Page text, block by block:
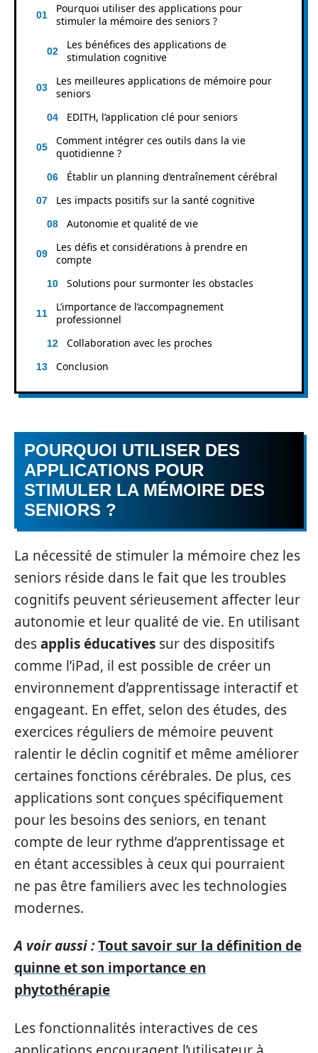
Pourquoi utiliser des applications pour
stimuler la mémoire des seniors ?
Les bénéfices des applications de
stimulation cognitive
Les meilleures applications de mémoire pour
seniors
EDITH, l’application clé pour seniors
Comment intégrer ces outils dans la vie
quotidienne ?
Établir un planning d’entraînement cérébral
Les impacts positifs sur la santé cognitive
Autonomie et qualité de vie
Les défis et considérations à prendre en
compte
Solutions pour surmonter les obstacles
L’importance de l’accompagnement
professionnel
Collaboration avec les proches
Conclusion
POURQUOI UTILISER DES
APPLICATIONS POUR
STIMULER LA MÉMOIRE DES
SENIORS ?
La nécessité de stimuler la mémoire chez les
seniors réside dans le fait que les troubles
cognitifs peuvent sérieusement affecter leur
autonomie et leur qualité de vie. En utilisant
desapplis éducatives sur des dispositifs
comme l’iPad, il est possible de créer un
environnement d’apprentissage interactif et
engageant. En effet, selon des études, des
exercices réguliers de mémoire peuvent
ralentir le déclin cognitif et même améliorer
certaines fonctions cérébrales. De plus, ces
applications sont conçues spécifiquement
pour les besoins des seniors, en tenant
compte de leur rythme d’apprentissage et
en étant accessibles à ceux qui pourraient
ne pas être familiers avec les technologies
modernes.
A voir aussi :Tout savoir sur la définition de
quinne et son importance en
phytothérapie
Les fonctionnalités interactives de ces